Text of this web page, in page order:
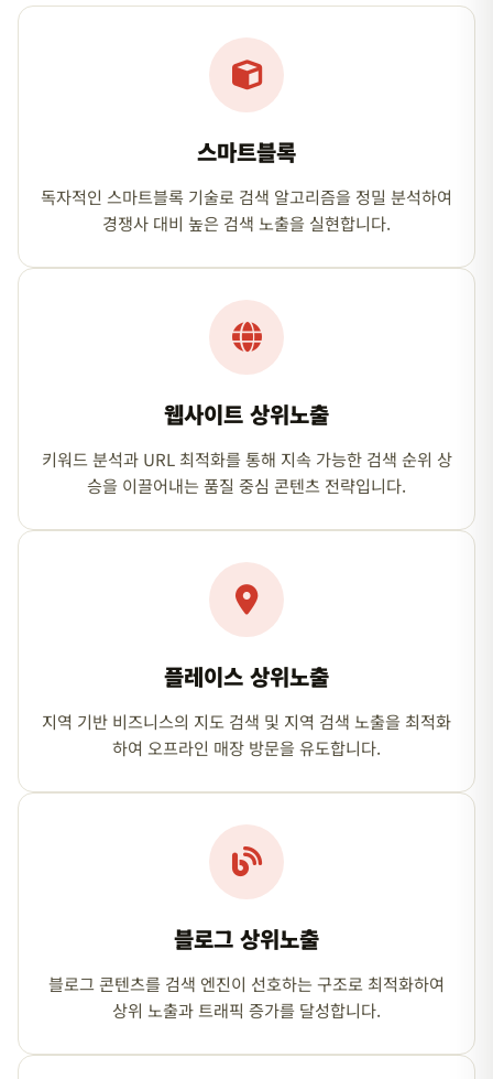
스마트블록
독자적인 스마트블록 기술로 검색 알고리즘을 정밀 분석하여
경쟁사 대비 높은 검색 노출을 실현합니다.
웹사이트 상위노출
키워드 분석과 URL 최적화를 통해 지속 가능한 검색 순위 상
승을 이끌어내는 품질 중심 콘텐츠 전략입니다.
플레이스 상위노출
지역 기반 비즈니스의 지도 검색 및 지역 검색 노출을 최적화
하여 오프라인 매장 방문을 유도합니다.
블로그 상위노출
블로그 콘텐츠를 검색 엔진이 선호하는 구조로 최적화하여
상위 노출과 트래픽 증가를 달성합니다.